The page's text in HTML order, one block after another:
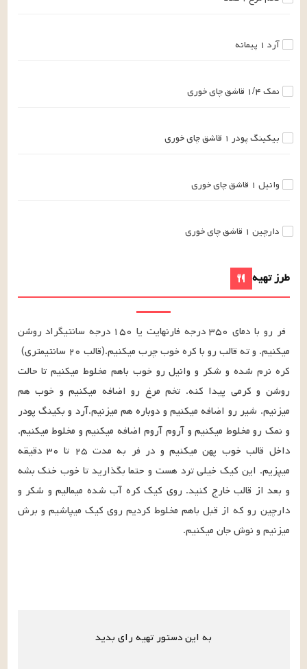
آرد ۱ پیمانه
نمک۱/۴ قاشق چای خوری
بیکینگ پودر ۱ قاشق چای خوری
وانیل ۱ قاشق چای خوری
دارچین ۱ قاشق چای خوری
طرز تهیه
میزنیم و نوش جان میکنیم.
به این دستور تهیه رای بدید